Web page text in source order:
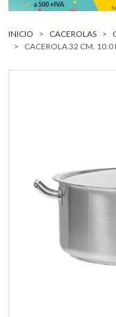
INICIO CACEROLAS
CACEROLA 32 CM.